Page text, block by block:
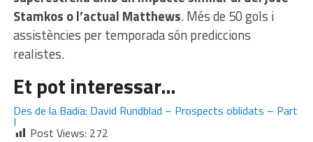
Stamkos o l’actual Matthews. Més de 50 gols i
assistències per temporada són prediccions
realistes.
Et pot interessar…
Des de la Badia: David Rundblad – Prospects oblidats – Part
I
Post Views: 272